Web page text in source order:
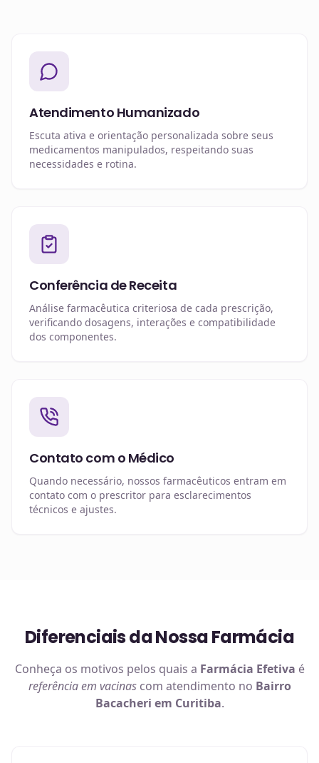
Atendimento Humanizado
Escuta ativa e orientação personalizada sobre seus
medicamentos manipulados, respeitando suas
necessidades e rotina.
Conferência de Receita
Análise farmacêutica criteriosa de cada prescrição,
verificando dosagens, interações e compatibilidade
dos componentes.
Contato com o Médico
Quando necessário, nossos farmacêuticos entram em
contato com o prescritor para esclarecimentos
técnicos e ajustes.
Diferenciais da Nossa Farmácia
Conheça os motivos pelos quais a Farmácia Efetiva é
referência em vacinascom atendimento no Bairro
Bacacheri em Curitiba.